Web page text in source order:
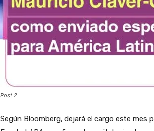
Post 2
Según Bloomberg, dejará el cargo este mes